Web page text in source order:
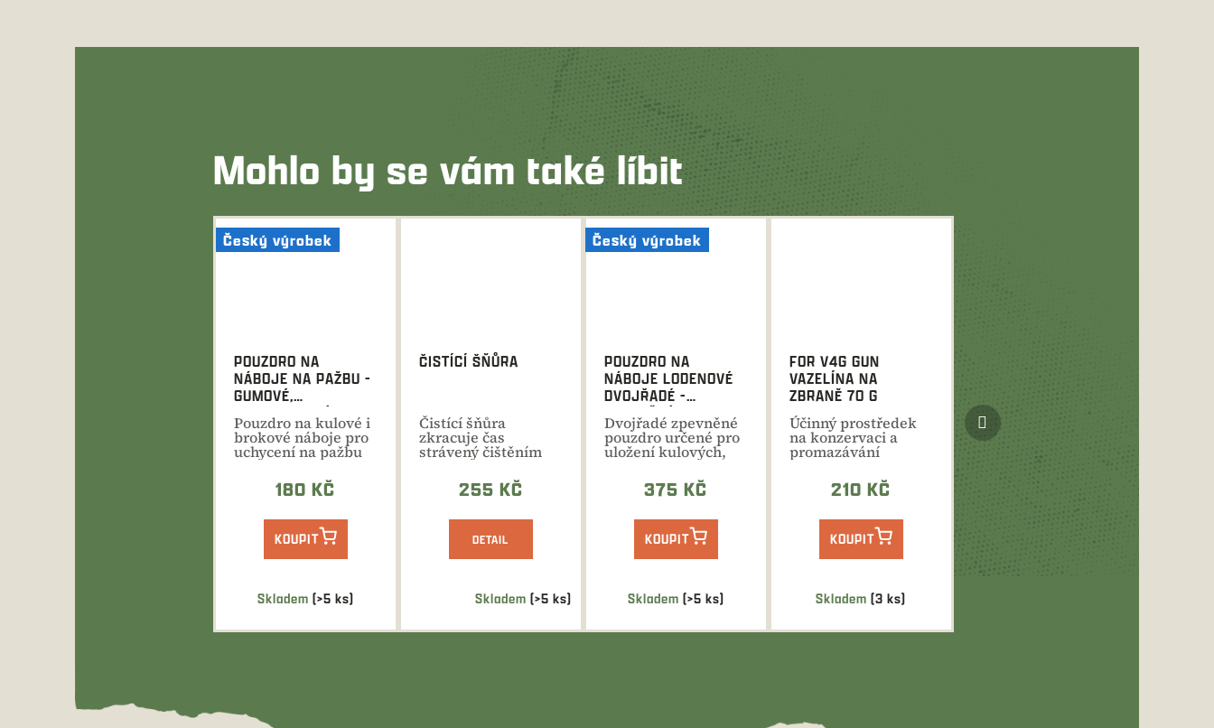
Mohlo by se vám také líbit
Český výrobek
Skladem (>5 ks)
POUZDRO NA
NÁBOJE NA PAŽBU -
GUMOVÉ,
KOMBINOVANÉ
3XB+4XK
Pouzdro na kulové i
brokové náboje pro
uchycení na pažbu
je vyrobeno z
pružné...180 KČ
KOUPIT
Skladem (>5 ks)
ČISTÍCÍ ŠŇŮRA
Čistící šňůra
zkracuje čas
strávený čištěním
zbraně, protože
zaručuje...255 KČ
DETAIL
Český výrobek
Skladem (>5 ks)
POUZDRO NA
NÁBOJE LODENOVÉ
DVOJŘADÉ -
ZPEVNĚNÉ,
KOMBINOVANÉ
2XB+3XK+4XH
Dvojřadé zpevněné
pouzdro určené pro
uložení kulových,
menších...375 KČ
KOUPIT
Skladem(3 ks)
FOR V4G GUN
VAZELÍNA NA
ZBRANĚ 70 G
Účinný prostředek
na konzervaci a
promazávání
vnitřních a vnějších
povrchů...210 KČ
KOUPIT
Další
produkt